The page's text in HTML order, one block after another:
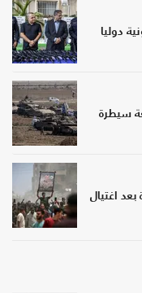
دوليا
سيطرة
اغتيال